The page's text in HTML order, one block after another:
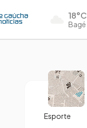
18°C
Bagé
Esporte